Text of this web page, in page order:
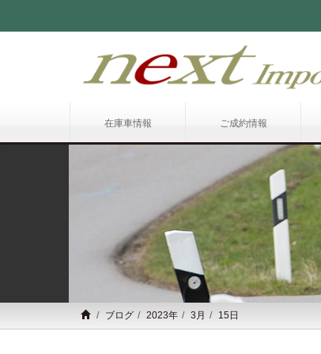
在庫車情報 ご成約情報
ブログ 2023年 3月 15日